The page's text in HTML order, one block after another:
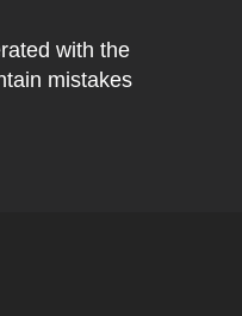
with the
mistakes